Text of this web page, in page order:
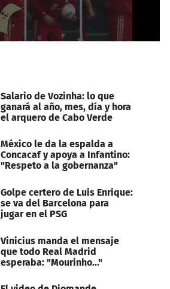
Salario de Vozinha: lo que
ganará al año, mes, día y hora
el arquero de Cabo Verde
México le da la espalda a
Concacaf y apoya a Infantino:
"Respeto a la gobernanza"
Golpe certero de Luis Enrique:
se va del Barcelona para
jugar en el PSG
Vinicius manda el mensaje
que todo Real Madrid
esperaba: "Mourinho..."